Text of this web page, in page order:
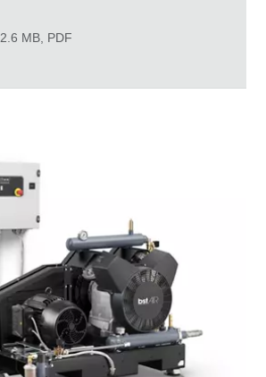
2.6 MB, PDF